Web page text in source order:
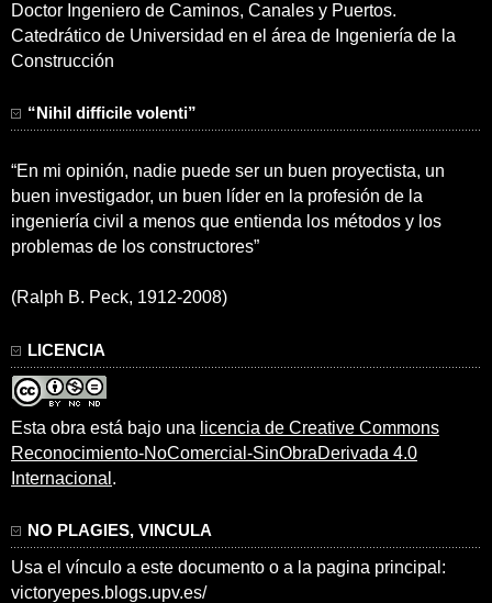
Doctor Ingeniero de Caminos, Canales y Puertos.
Catedrático de Universidad en el área de Ingeniería de la
Construcción
“Nihil difficile volenti”
“En mi opinión, nadie puede ser un buen proyectista, un
buen investigador, un buen líder en la profesión de la
ingeniería civil a menos que entienda los métodos y los
problemas de los constructores”
(Ralph B. Peck, 1912-2008)
LICENCIA
Esta obra está bajo una licencia de Creative Commons
Reconocimiento-NoComercial-SinObraDerivada 4.0
Internacional .
NO PLAGIES, VINCULA
Usa el vínculo a este documento o a la pagina principal:
victoryepes.blogs.upv.es/